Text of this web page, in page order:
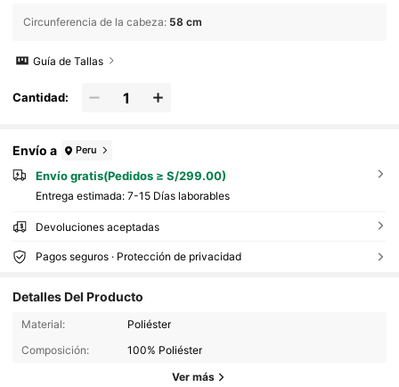
Circunferencia de la cabeza: 58 cm
Guía de Tallas
Cantidad:
Envío a Peru
Envío gratis(Pedidos ≥ S/299.00)
Entrega estimada: 7-15 Días laborables
Devoluciones aceptadas
Pagos seguros · Protección de privacidad
Detalles Del Producto
Material:
Poliéster
Composición:
100% Poliéster
Ver más